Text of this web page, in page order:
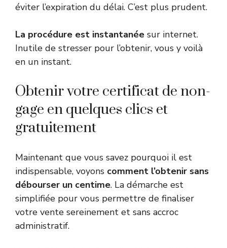
éviter l’expiration du délai. C’est plus prudent.
La procédure est instantanée sur internet.
Inutile de stresser pour l’obtenir, vous y voilà
en un instant.
Obtenir votre certificat de non-
gage en quelques clics et
gratuitement ️
Maintenant que vous savez pourquoi il est
indispensable, voyons comment l’obtenir sans
débourser un centime. La démarche est
simplifiée pour vous permettre de finaliser
votre vente sereinement et sans accroc
administratif.